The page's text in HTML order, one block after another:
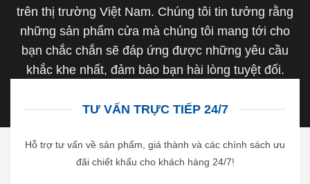
trên thị trường Việt Nam. Chúng tôi tin tưởng rằng
những sản phẩm cửa mà chúng tôi mang tới cho
bạn chắc chắn sẽ đáp ứng được những yêu cầu
khắc khe nhất, đảm bảo bạn hài lòng tuyệt đối.
TƯ VẤN TRỰC TIẾP 24/7
Hỗ trợ tư vấn về sản phẩm, giá thành và các chính sách ưu
đãi chiết khấu cho khách hàng 24/7!